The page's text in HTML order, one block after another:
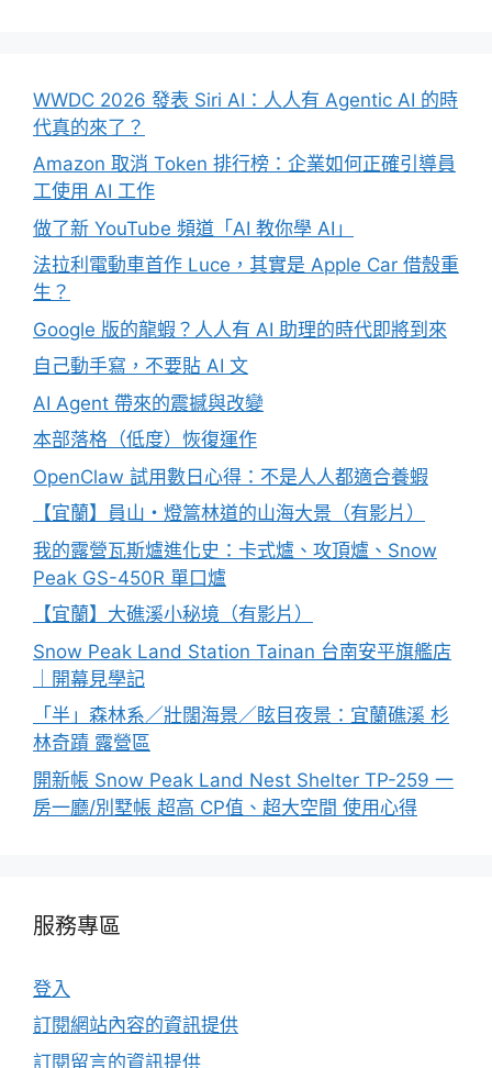
WWDC 2026 發表 Siri AI：人人有 Agentic AI 的時
代真的來了？
Amazon 取消 Token 排行榜：企業如何正確引導員
工使用 AI 工作
做了新 YouTube 頻道「AI 教你學 AI」
法拉利電動車首作 Luce，其實是 Apple Car 借殼重
生？
Google 版的龍蝦？人人有 AI 助理的時代即將到來
自己動手寫，不要貼 AI 文
AI Agent 帶來的震撼與改變
本部落格（低度）恢復運作
OpenClaw 試用數日心得：不是人人都適合養蝦
【宜蘭】員山・燈篙林道的山海大景（有影片）
我的露營瓦斯爐進化史：卡式爐、攻頂爐、Snow
Peak GS-450R 單口爐
【宜蘭】大礁溪小秘境（有影片）
Snow Peak Land Station Tainan 台南安平旗艦店
｜開幕見學記
「半」森林系／壯闊海景／眩目夜景：宜蘭礁溪 杉
林奇蹟 露營區
開新帳 Snow Peak Land Nest Shelter TP-259 一
房一廳/別墅帳 超高 CP值、超大空間 使用心得
服務專區
登入
訂閱網站內容的資訊提供
訂閱留言的資訊提供